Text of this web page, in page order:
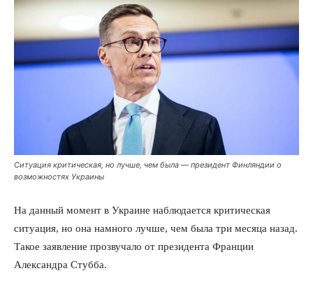
Ситуация критическая, но лучше, чем была — президент Финляндии о
возможностях Украины
На данный момент в Украине наблюдается критическая
ситуация, но она намного лучше, чем была три месяца назад.
Такое заявление прозвучало от президента Франции
Александра Стубба.